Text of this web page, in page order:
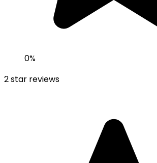
0%
2star reviews